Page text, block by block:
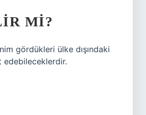
MI?
gördükleri ülke dışındaki
edebileceklerdir.